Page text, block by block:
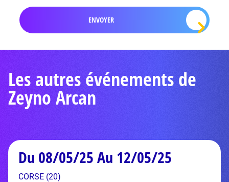
Les autres événements de
Zeyno Arcan
Du 08/05/25 Au 12/05/25
CORSE (20)